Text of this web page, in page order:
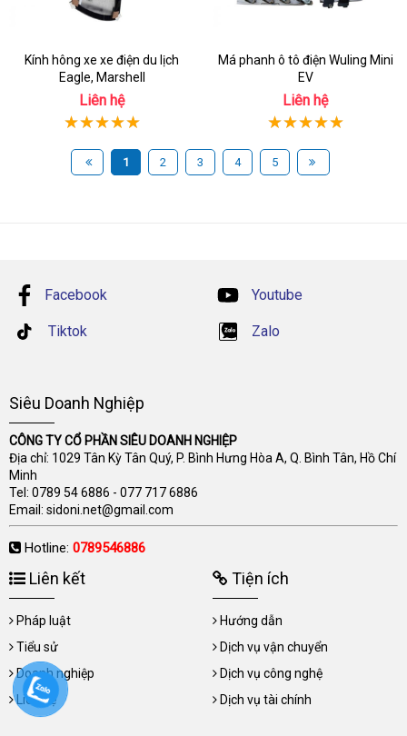
Kính hông xe xe điện du lịch
Eagle, Marshell
Liên hệ
Má phanh ô tô điện Wuling Mini
EV
Liên hệ
1 2 3 4 5
Facebook Youtube
Tiktok Zalo
Siêu Doanh Nghiệp
CÔNG TY CỔ PHẦN SIÊU DOANH NGHIỆP
Địa chỉ: 1029 Tân Kỳ Tân Quý, P. Bình Hưng Hòa A, Q. Bình Tân, Hồ Chí
Minh
Tel: 0789 54 6886 - 077 717 6886
Email: sidoni.net@gmail.com
Hotline: 0789546886
Liên kết
Pháp luật
Tiểu sử
Doanh nghiệp
Liên hệ
Tiện ích
Hướng dẫn
Dịch vụ vận chuyển
Dịch vụ công nghệ
Dịch vụ tài chính